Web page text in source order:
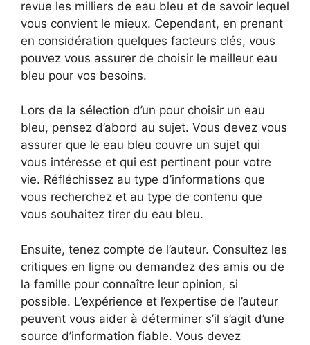
revue les milliers de eau bleu et de savoir lequel
vous convient le mieux. Cependant, en prenant
en considération quelques facteurs clés, vous
pouvez vous assurer de choisir le meilleur eau
bleu pour vos besoins.
Lors de la sélection d’un pour choisir un eau
bleu, pensez d’abord au sujet. Vous devez vous
assurer que le eau bleu couvre un sujet qui
vous intéresse et qui est pertinent pour votre
vie. Réfléchissez au type d’informations que
vous recherchez et au type de contenu que
vous souhaitez tirer du eau bleu.
Ensuite, tenez compte de l’auteur. Consultez les
critiques en ligne ou demandez des amis ou de
la famille pour connaître leur opinion, si
possible. L’expérience et l’expertise de l’auteur
peuvent vous aider à déterminer s’il s’agit d’une
source d’information fiable. Vous devez